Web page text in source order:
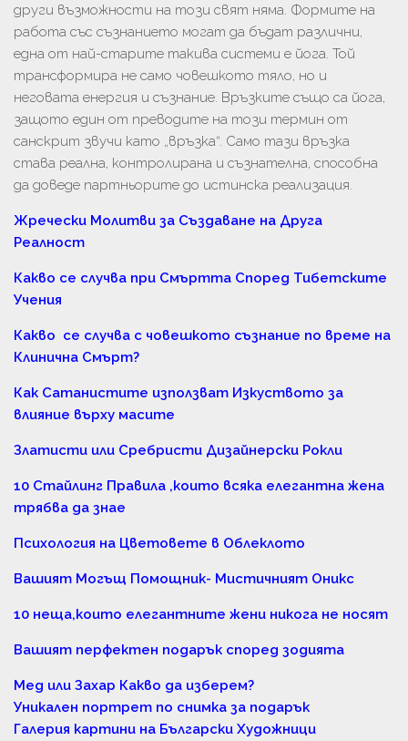
други възможности на този свят няма. Формите на
работа със съзнанието могат да бъдат различни,
една от най-старите такива системи е йога. Той
трансформира не само човешкото тяло, но и
неговата енергия и съзнание. Връзките също са йога,
защото един от преводите на този термин от
санскрит звучи като „връзка“. Само тази връзка
става реална, контролирана и съзнателна, способна
да доведе партньорите до истинска реализация.
Жречески Молитви за Създаване на Друга
Реалност
Какво се случва при Смъртта Според Тибетските
Учения
Какво се случва с човешкото съзнание по време на
Клинична Смърт?
Как Сатанистите използват Изкуството за
влияние върху масите
Златисти или Сребристи Дизайнерски Рокли
10 Стайлинг Правила ,които всяка елегантна жена
трябва да знае
Психология на Цветовете в Облеклото
Вашият Могъщ Помощник- Мистичният Оникс
10 неща,които елегантните жени никога не носят
Вашият перфектен подарък според зодията
Мед или Захар Какво да изберем?
Уникален портрет по снимка за подарък
Галерия картини на Български Художници